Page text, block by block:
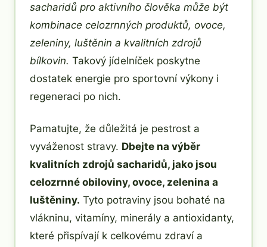
sacharidů pro aktivního člověka může být
kombinace celozrnných produktů, ovoce,
zeleniny, luštěnin a kvalitních zdrojů
bílkovin. Takový jídelníček poskytne
dostatek energie pro sportovní výkony i
regeneraci po nich.
Pamatujte, že důležitá je pestrost a
vyváženost stravy. Dbejte na výběr
kvalitních zdrojů sacharidů, jako jsou
celozrnné obiloviny, ovoce, zelenina a
luštěniny. Tyto potraviny jsou bohaté na
vlákninu, vitamíny, minerály a antioxidanty,
které přispívají k celkovému zdraví a